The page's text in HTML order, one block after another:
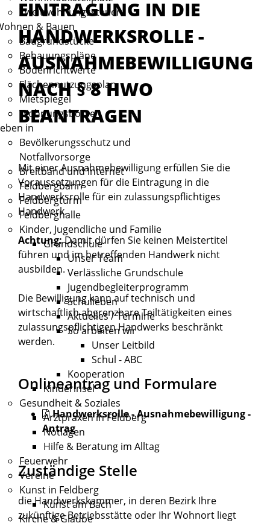
Zweitwohnungssteuer
& Bauen
Baugrundstücke
Bebauungspläne
Bodenrichtwerte
Flächennutzungsplan
Mietspiegel
Wohnungsbörse
in
Bevölkerungsschutz und
Notfallvorsorge
Breitband und Internet
Feldbergbahn
Feldbergturm
Feldberghalle
Kinder, Jugendliche und Familie
Grundschule
Unser Team
Verlässliche Grundschule
Jugendbegleiterprogramm
Schulleben
Aktuelles / Termine
So arbeiten wir
Unser Leitbild
Schul - ABC
Kooperation
Kinderinsel
Gesundheit & Soziales
Arztpraxen in Feldberg
Notlagen
Hilfe & Beratung im Alltag
Feuerwehr
Vereine
Kunst in Feldberg
Kunst am Bach
Kirche & Glaube
EINTRAGUNG IN DIE
HANDWERKSROLLE -
AUSNAHMEBEWILLIGUNG
NACH § 8 HWO
BEANTRAGEN
Mit einer Ausnahmebewilligung erfüllen Sie die
Voraussetzungen für die Eintragung in die
Handwerksrolle für ein zulassungspflichtiges
Handwerk.
Achtung:Damit dürfen Sie keinen Meistertitel
führen und im betreffenden Handwerk nicht
ausbilden.
Die Bewilligung kann auf technisch und
wirtschaftlich abgrenzbare Teiltätigkeiten eines
zulassungspflichtigen Handwerks beschränkt
werden.
Onlineantrag und Formulare
Handwerksrolle - Ausnahmebewilligung -
Antrag
Zuständige Stelle
die Handwerkskammer, in deren Bezirk Ihre
zukünftige Betriebsstätte oder Ihr Wohnort liegt